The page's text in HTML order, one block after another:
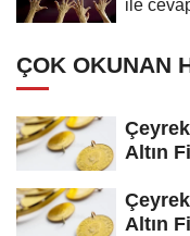
ile
ÇOK OKUNAN
Altın
Altın